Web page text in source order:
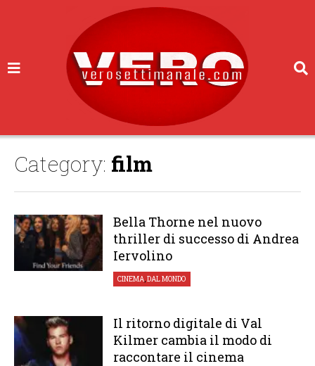
Category: film
Bella Thorne nel nuovo
thriller di successo di Andrea
Iervolino
CINEMA,DAL MONDO
Il ritorno digitale di Val
Kilmer cambia il modo di
raccontare il cinema